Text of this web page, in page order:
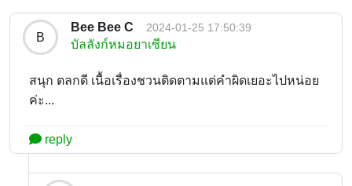
B
Bee Bee C 2024-01-25 17:50:39
บัลลังก์หมอยาเซียน
สนุก ตลกดี เนื้อเรื่องชวนติดตามแต่คำผิดเยอะไปหน่อย
ค่ะ...
reply